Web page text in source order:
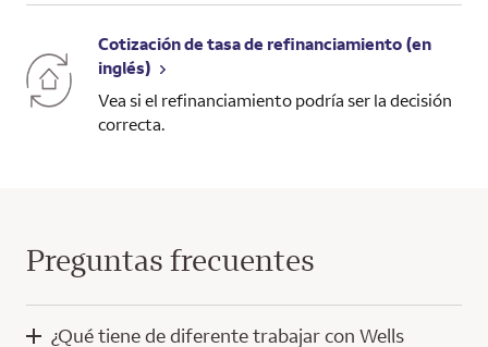
Cotización de tasa de refinanciamiento (en
inglés)
Vea si el refinanciamiento podría ser la decisión
correcta.
Preguntas frecuentes
¿Qué tiene de diferente trabajar con Wells